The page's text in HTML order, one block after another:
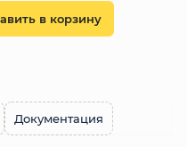
в корзину
Документация